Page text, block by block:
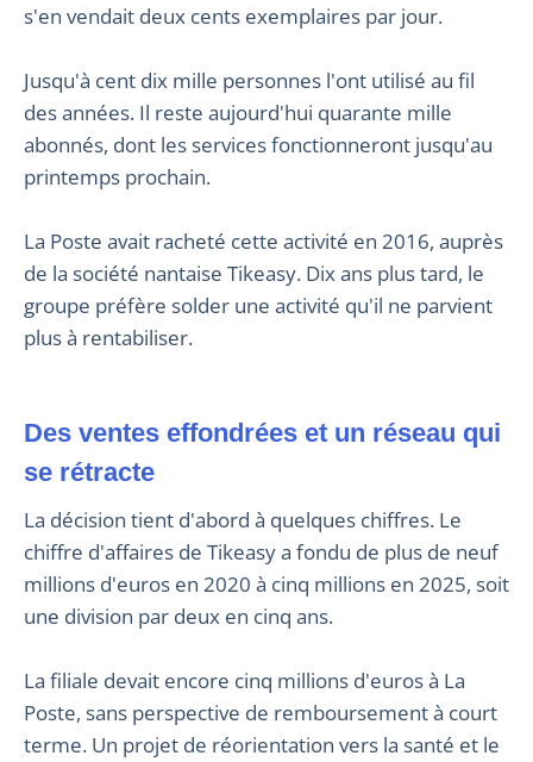
s'en vendait deux cents exemplaires par jour.
Jusqu'à cent dix mille personnes l'ont utilisé au fil
des années. Il reste aujourd'hui quarante mille
abonnés, dont les services fonctionneront jusqu'au
printemps prochain.
La Poste avait racheté cette activité en 2016, auprès
de la société nantaise Tikeasy. Dix ans plus tard, le
groupe préfère solder une activité qu'il ne parvient
plus à rentabiliser.
Des ventes effondrées et un réseau qui
se rétracte
La décision tient d'abord à quelques chiffres. Le
chiffre d'affaires de Tikeasy a fondu de plus de neuf
millions d'euros en 2020 à cinq millions en 2025, soit
une division par deux en cinq ans.
La filiale devait encore cinq millions d'euros à La
Poste, sans perspective de remboursement à court
terme. Un projet de réorientation vers la santé et le